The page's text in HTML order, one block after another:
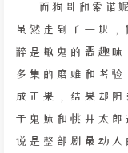
而狗哥和索诺
虽然走到了一块
粹是敏鬼的恶趣
多集的磨难和考
成正果，结果却
于鬼妹和桃井太
说是整部剧最动